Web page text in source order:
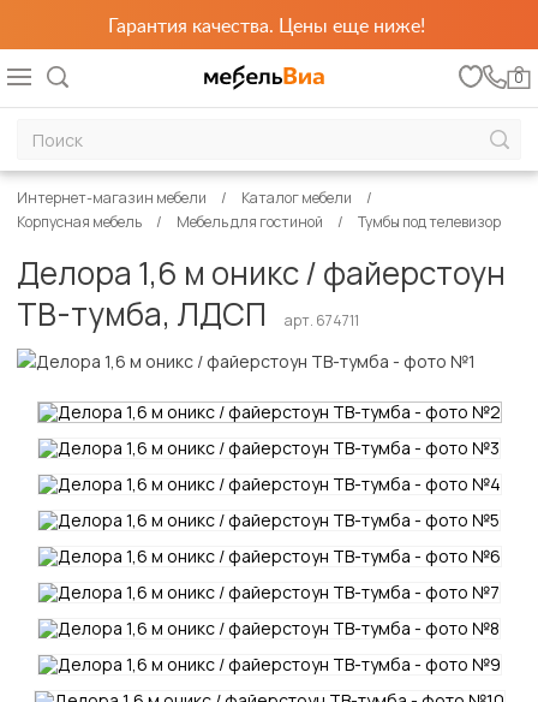
Гарантия качества. Цены еще ниже!
0
Интернет-магазин мебели
Каталог мебели
Корпусная мебель
Мебель для гостиной Тумбы под телевизор
Делора 1,6 м оникс / файерстоун
ТВ-тумба, ЛДСП
арт. 674711